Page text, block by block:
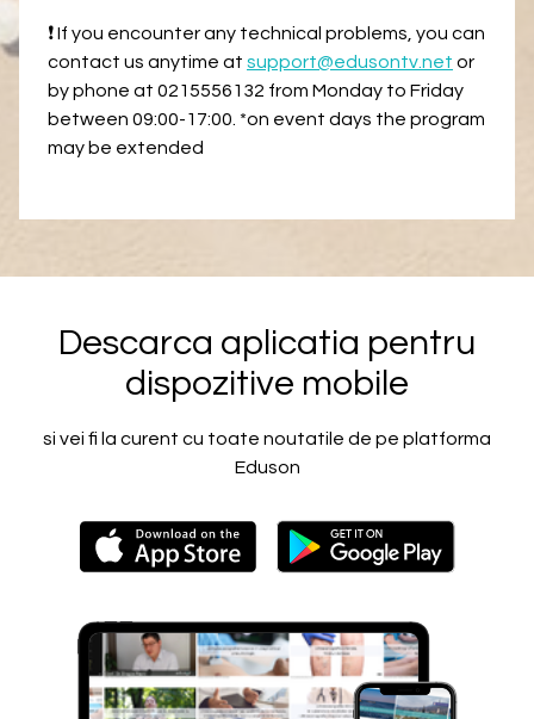
❗ If you encounter any technical problems, you can
contact us anytime at support@edusontv.net or
by phone at 0215556132 from Monday to Friday
between 09:00-17:00. *on event days the program
may be extended
Descarca aplicatia pentru
dispozitive mobile
si vei fi la curent cu toate noutatile de pe platforma
Eduson